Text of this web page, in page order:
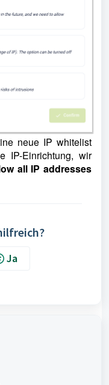
neue IP whitelist
IP-Einrichtung, wir
all IP addresses
Ja